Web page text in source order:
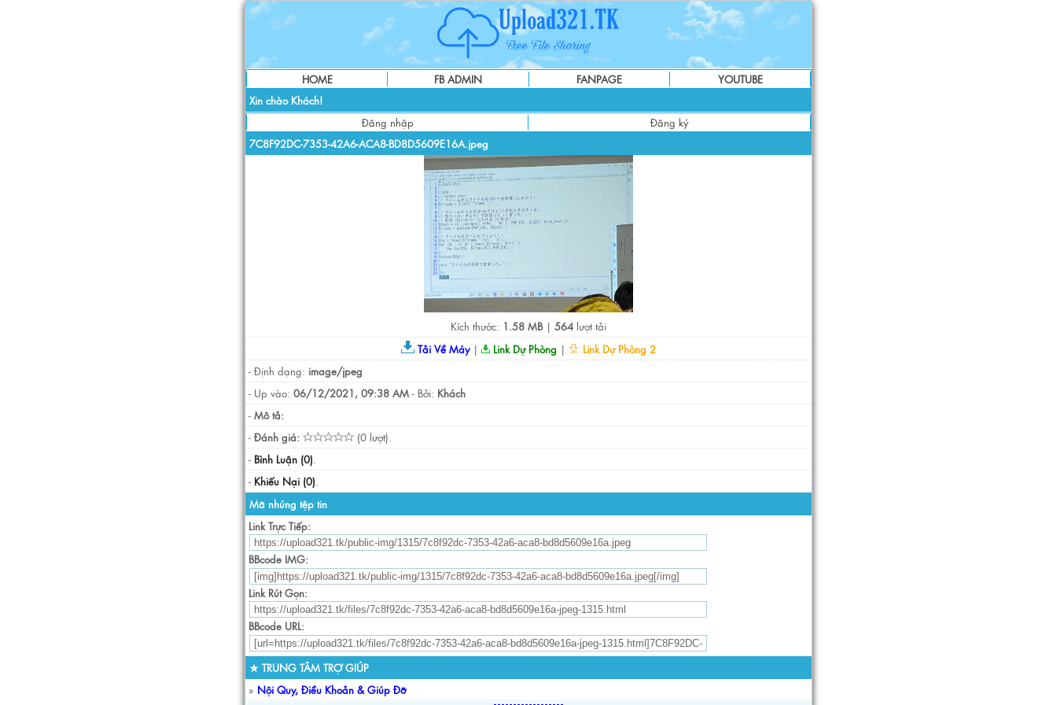
HOME FB ADMIN FANPAGE
YOUTUBE
Xin chào Khách!
Đăng nhập
Đăng ký
7C8F92DC-7353-42A6-ACA8-BD8D5609E16A.jpeg
Kích thước: 1.58 MB| 564 lượt tải
Tải Về Máy| Link Dự Phòng |
Link Dự Phòng 2
- Định dạng: image/jpeg
- Up vào: 06/12/2021, 09:38 AM - Bởi: Khách
- Mô tả:
- Đánh giá:
(0 lượt).
- Bình Luận (0).
- Khiếu Nại (0).
Mã nhúng tệp tin
Link Trực Tiếp:
BBcode IMG:
Link Rút Gọn:
BBcode URL:
★ TRUNG TÂM TRỢ GIÚP
» Nội Quy, Điều Khoản & Giúp Đỡ